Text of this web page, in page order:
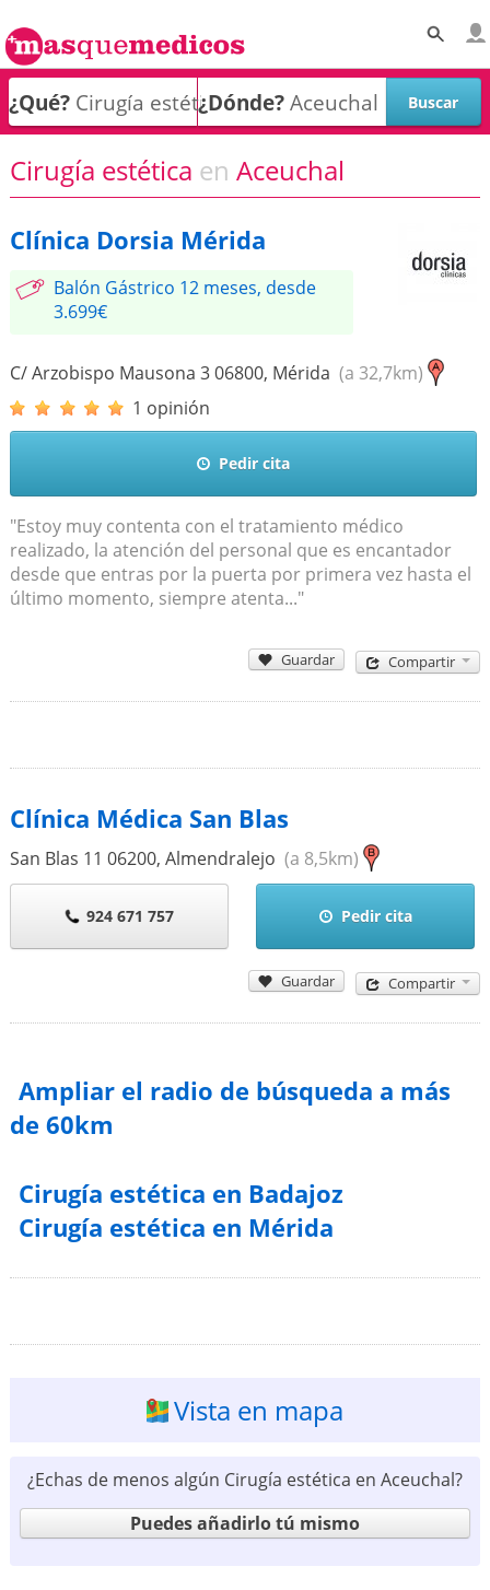
¿Qué? ¿Dónde?
Cirugía estética en Aceuchal
Clínica Dorsia Mérida
Balón Gástrico 12 meses, desde
3.699€
C/ Arzobispo Mausona 306800, Mérida (a 32,7km)
1 opinión
Pedir cita
"Estoy muy contenta con el tratamiento médico
realizado, la atención del personal que es encantador
desde que entras por la puerta por primera vez hasta el
último momento, siempre atenta..."
Guardar Compartir
Clínica Médica San Blas
San Blas 11 06200, Almendralejo (a 8,5km)
924 671 757 Pedir cita
Guardar Compartir
Ampliar el radio de búsqueda a más
de 60km
Cirugía estética en Badajoz
Cirugía estética en Mérida
Vista en mapa
¿Echas de menos algún Cirugía estética en Aceuchal?
Puedes añadirlo tú mismo